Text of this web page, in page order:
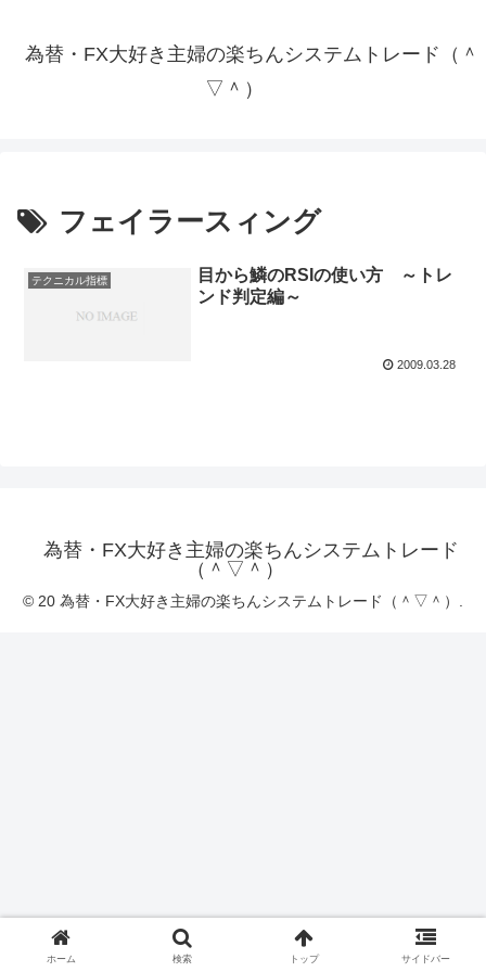
為替・FX大好き主婦の楽ちんシステムトレード（＾
▽＾）
フェイラースィング
テクニカル指標
目から鱗のRSIの使い方 ～トレ
ンド判定編～
2009.03.28
為替・FX大好き主婦の楽ちんシステムトレード
（＾▽＾）
© 20 為替・FX大好き主婦の楽ちんシステムトレード（＾▽＾）.
ホーム 検索 トップ サイドバー